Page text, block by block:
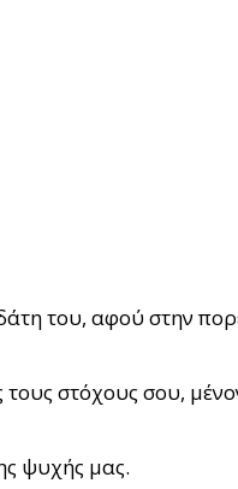
του, αφού στην
στόχους σου,
ψυχής μας.